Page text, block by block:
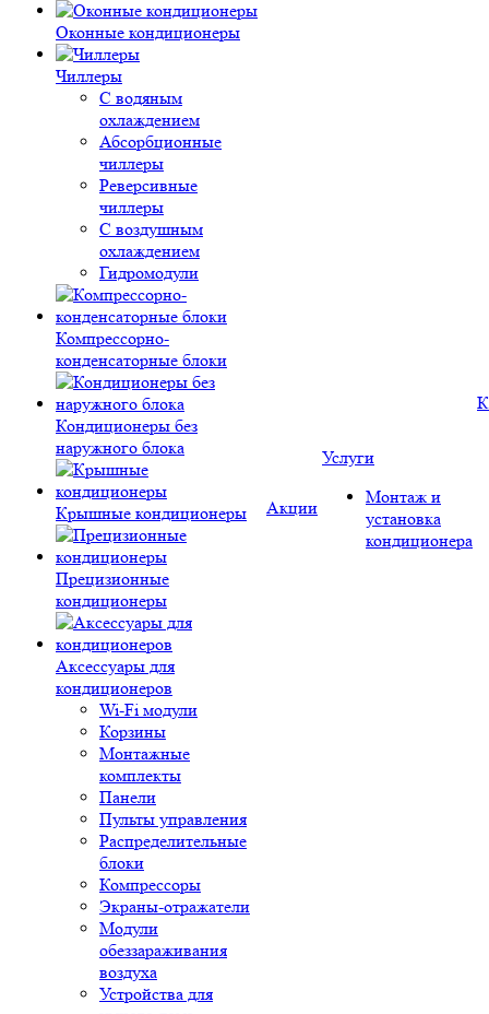
Оконные кондиционеры
Чиллеры
С водяным
охлаждением
Абсорбционные
чиллеры
Реверсивные
чиллеры
С воздушным
охлаждением
Гидромодули
Компрессорно-
конденсаторные блоки
Кондиционеры без
наружного блока
Крышные кондиционеры
Прецизионные
кондиционеры
Аксессуары для
кондиционеров
Wi-Fi модули
Корзины
Монтажные
комплекты
Панели
Пульты управления
Распределительные
блоки
Компрессоры
Экраны-отражатели
Модули
обеззараживания
воздуха
Устройства для
Акции
Услуги
Монтаж и
установка
кондиционера